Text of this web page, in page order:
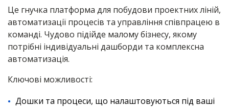
Це гнучка платформа для побудови проектних ліній,
автоматизації процесів та управління співпрацею в
команді. Чудово підійде малому бізнесу, якому
потрібні індивідуальні дашборди та комплексна
автоматизація.
Ключові можливості:
Дошки та процеси, що налаштовуються під ваші